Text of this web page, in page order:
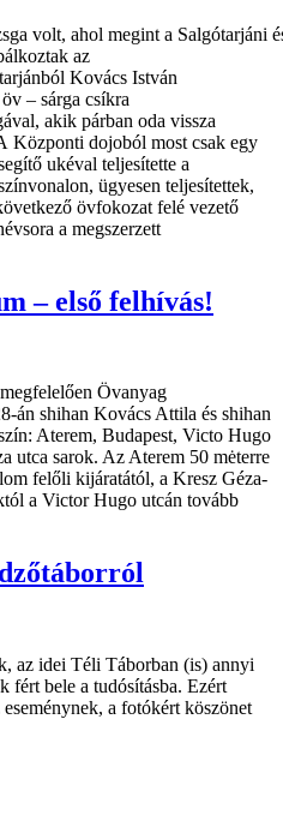
volt, ahol megint a Salgótarjáni
az
Kovács István
– sárga csíkra
akik párban oda vissza
Központi dojoból most csak egy
ukéval teljesítette a
ügyesen teljesítettek,
övfokozat felé vezető
a megszerzett
– első felhívás!
Övanyag
án shihan Kovács Attila és shihan
Aterem, Budapest, Victo Hugo
utca sarok. Az Aterem 50 mėterre
felőli kijáratától, a Kresz Géza-
a Victor Hugo utcán tovább
az idei Téli Táborban (is) annyi
fért bele a tudósításba. Ezért
a fotókért köszönet